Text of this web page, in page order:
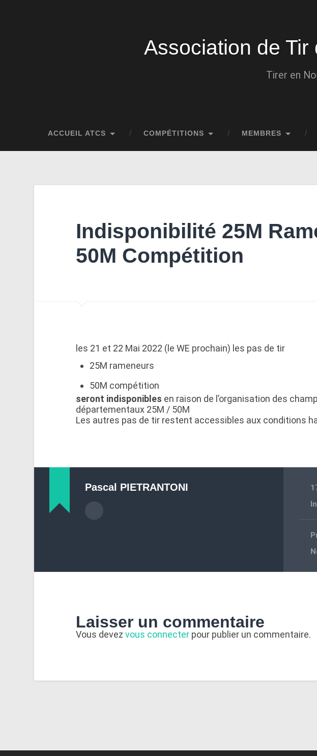
Association de
Tirer en
ACCUEIL ATCS COMPÉTITIONS MEMBRES
Indisponibilité 25M
50M Compétition
les 21 et 22 Mai 2022 (le WE prochain) les pas de tir
25M rameneurs
50M compétition
seront indisponibles en raison de l’organisation des
départementaux 25M / 50M
Les autres pas de tir restent accessibles aux conditions
Pascal PIETRANTONI
Laisser un commentaire
Vous devez vous connecterpour publier un commentaire.